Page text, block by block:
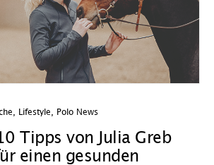
Lifestyle Polo News
Tipps von Julia Greb
einen gesunden